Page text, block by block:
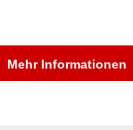
Mehr Informationen